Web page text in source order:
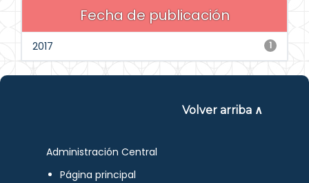
Fecha de publicación
1
2017
Volver arriba ∧
Administración Central
Página principal